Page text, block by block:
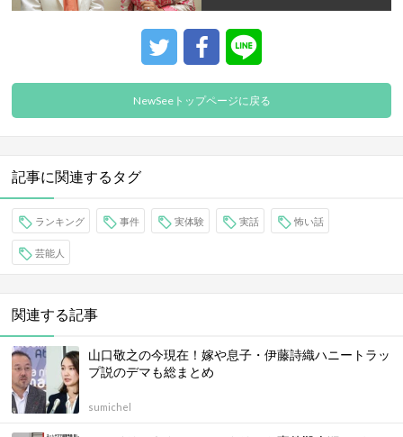
NewSeeトップページに戻る
記事に関連するタグ
ランキング 事件 実体験 実話 怖い話
芸能人
関連する記事
山口敬之の今現在！嫁や息子・伊藤詩織ハニートラッ
プ説のデマも総まとめ
sumichel